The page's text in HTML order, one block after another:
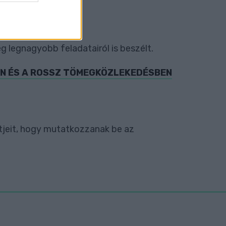
legnagyobb feladatairól is beszélt.
A ROSSZ TÖMEGKÖZLEKEDÉSBEN
hogy mutatkozzanak be az